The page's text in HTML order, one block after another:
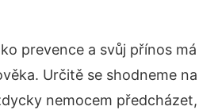
prevence a svůj přínos má
Určitě se shodneme na
nemocem předcházet,